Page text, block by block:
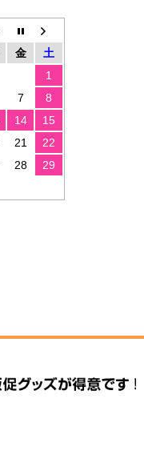
金
土
1
7
8
14
15
21
22
28
29